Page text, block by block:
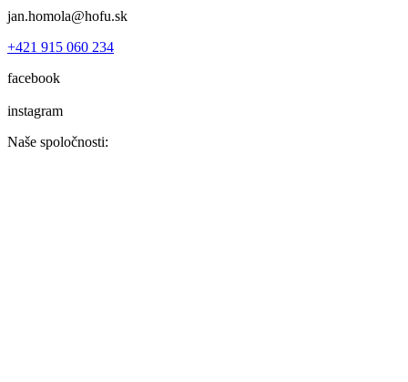
jan.homola@hofu.sk
+421 915 060 234
facebook
instagram
Naše spoločnosti: